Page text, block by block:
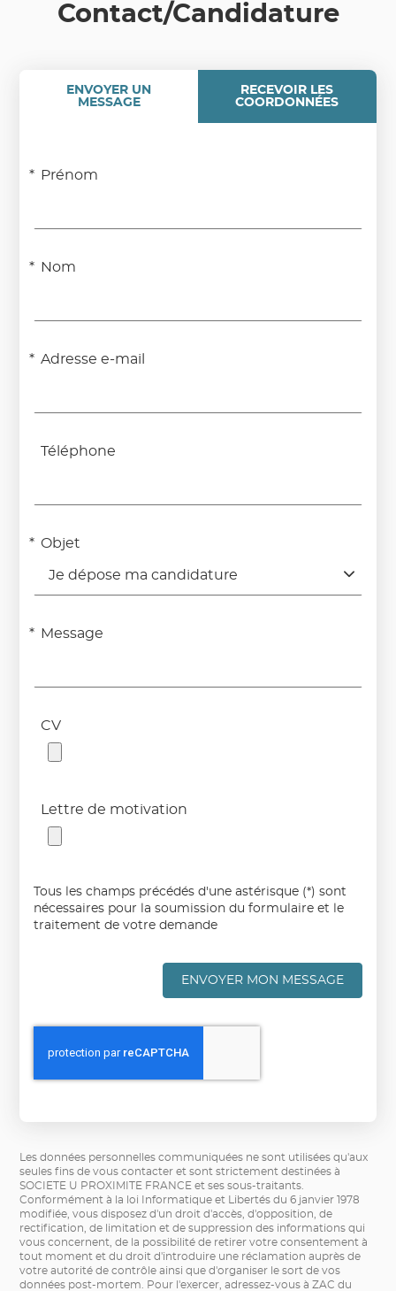
Contact/Candidature
ENVOYER UN
MESSAGE
RECEVOIR LES
COORDONNÉES
Prénom
Nom
Adresse e-mail
Téléphone
Objet
Je dépose ma candidature
Message
CV
Lettre de motivation
Tous les champs précédés d'une astérisque (*) sont
nécessaires pour la soumission du formulaire et le
traitement de votre demande
ENVOYER MON MESSAGE
Les données personnelles communiquées ne sont utilisées qu'aux
seules fins de vous contacter et sont strictement destinées à
SOCIETE U PROXIMITE FRANCE et ses sous-traitants.
Conformément à la loi Informatique et Libertés du 6 janvier 1978
modifiée, vous disposez d'un droit d'accès, d'opposition, de
rectification, de limitation et de suppression des informations qui
vous concernent, de la possibilité de retirer votre consentement à
tout moment et du droit d'introduire une réclamation auprès de
votre autorité de contrôle ainsi que d'organiser le sort de vos
données post-mortem. Pour l'exercer, adressez-vous à ZAC du